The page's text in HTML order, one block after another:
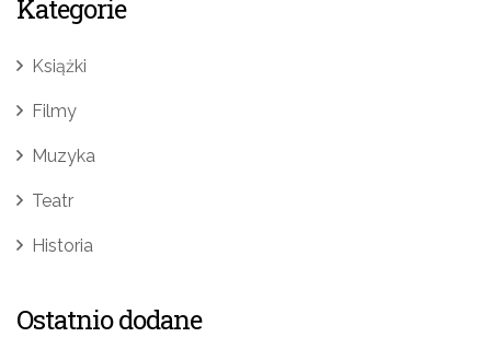
Kategorie
Książki
Filmy
Muzyka
Teatr
Historia
Ostatnio dodane